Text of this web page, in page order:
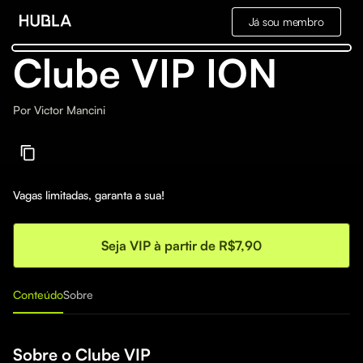
Já sou membro
Clube VIP ION
Por Victor Mancini
Vagas limitadas, garanta a sua!
Seja VIP à partir de R$7,90
ConteúdoSobre
Sobre o Clube VIP